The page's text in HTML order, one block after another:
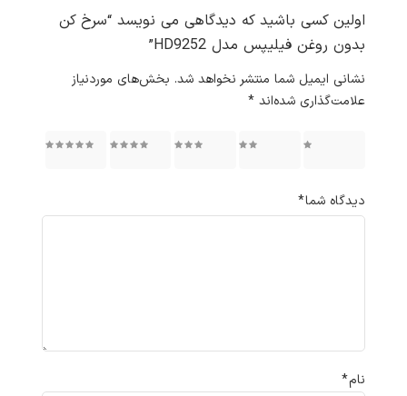
اولین کسی باشید که دیدگاهی می نویسد “سرخ کن
بدون روغن فیلیپس مدل HD9252”
نشانی ایمیل شما منتشر نخواهد شد. بخش‌های موردنیاز
علامت‌گذاری شده‌اند *
۳ از ۵ ۴ از ۵ ۵ از ۵
دیدگاه شما*
نام*